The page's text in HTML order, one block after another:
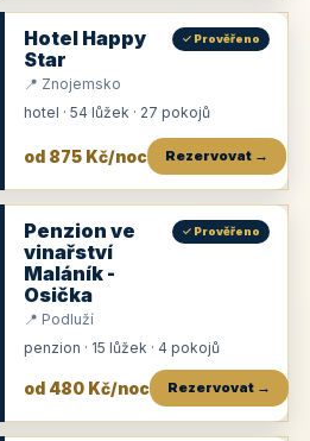
Hotel Happy
Star
✓ Prověřeno
📍 Znojemsko
hotel · 54 lůžek · 27 pokojů
od 875 Kč/noc Rezervovat →
Penzion ve
vinařství
Maláník -
Osička
✓ Prověřeno
📍 Podluží
penzion · 15 lůžek · 4 pokojů
od 480 Kč/noc Rezervovat →